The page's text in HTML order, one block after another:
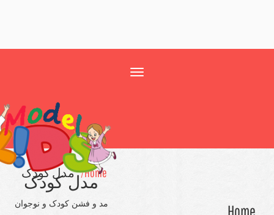
مدل کودک
مد و فشن کودک و نوجوان
مدل کودک